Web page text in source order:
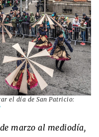
el día de San Patricio:
marzo al mediodía,